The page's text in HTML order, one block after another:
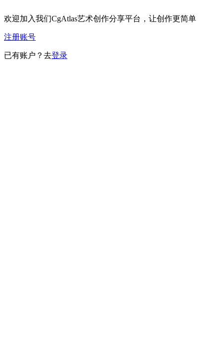
欢迎加入我们CgAtlas艺术创作分享平台，让创作更简单
注册账号
已有账户？去登录